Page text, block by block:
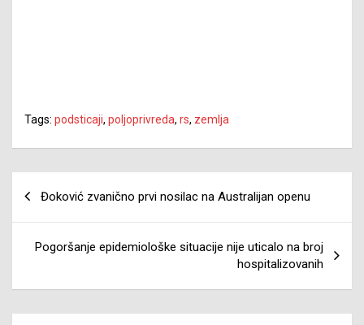
Tags: podsticaji, poljoprivreda, rs, zemlja
Đoković zvanično prvi nosilac na Australijan openu
Pogoršanje epidemiološke situacije nije uticalo na broj
hospitalizovanih